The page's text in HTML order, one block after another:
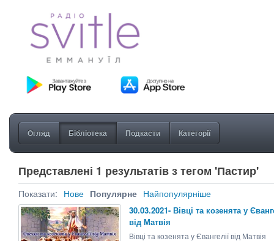
Огляд Бібліотека Подкасти Категорії
Представлені 1 результатів з тегом 'Пастир'
Показати: Нове Популярне Найпопулярніше
30.03.2021- Вівці та козенята у
від Матвія
Вівці та козенята у Євангелії від Матвія